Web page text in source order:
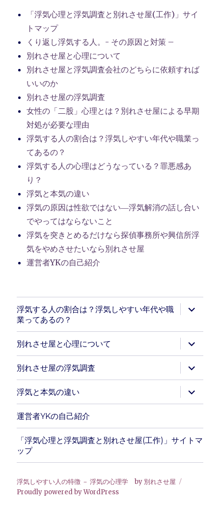
「浮気心理と浮気調査と別れさせ屋(工作)」サイ
トマップ
くり返し浮気する人。- その原因と対策 –
別れさせ屋と心理について
別れさせ屋と浮気調査会社のどちらに依頼すれば
いいのか
別れさせ屋の浮気調査
女性の「二股」心理とは？別れさせ屋による早期
対処が必要な理由
浮気する人の割合は？浮気しやすい年代や職業っ
てあるの？
浮気する人の心理はどうなっている？罪悪感あ
り？
浮気と本気の違い
浮気の原因は性欲ではない―浮気解消の話し合い
でやってはならないこと
浮気を突きとめるだけなら探偵事務所や興信所浮
気をやめさせたいなら別れさせ屋
運営者YKの自己紹介
浮気する人の割合は？浮気しやすい年代や職
業ってあるの？
サ
ブ
ニ
ュ
を
展
別れさせ屋と心理について
サ
ブ
メ
ニ
ュ
ー
を
展
開
別れさせ屋の浮気調査
サ
ブ
メ
ニ
ュ
ー
開
浮気と本気の違い
サ
ブ
メ
ー
を
展
運営者YKの自己紹介
「浮気心理と浮気調査と別れさせ屋(工作)」サイトマ
ップ
浮気しやすい人の特徴 － 浮気の心理学 by 別れさせ屋
Proudly powered by WordPress